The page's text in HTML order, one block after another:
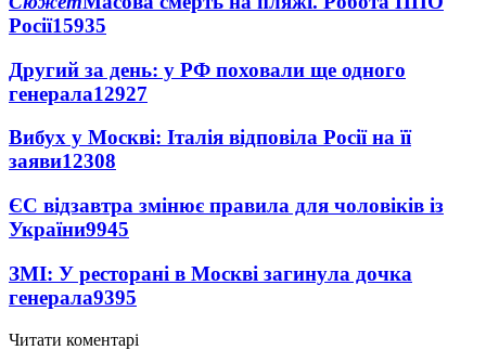
Росії15935
Другий за день: у РФ поховали ще одного
генерала12927
Вибух у Москві: Італія відповіла Росії на її
заяви12308
ЄС відзавтра змінює правила для чоловіків із
України9945
ЗМІ: У ресторані в Москві загинула дочка
генерала9395
Читати коментарі